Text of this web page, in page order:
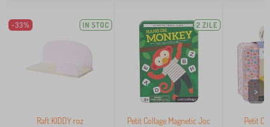
-33% IN STOC
Raft KIDDY roz
2 ZILE
Petit Collage Magnetic Joc
Petit
>